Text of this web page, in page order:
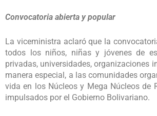
Convocatoria abierta y popular
La viceministra aclaró que la
todos los niños, niñas y jóvenes de
privadas, universidades, organizaciones
manera especial, a las comunidades
vida en los Núcleos y Mega Núcleos de
impulsados por el Gobierno Bolivariano.